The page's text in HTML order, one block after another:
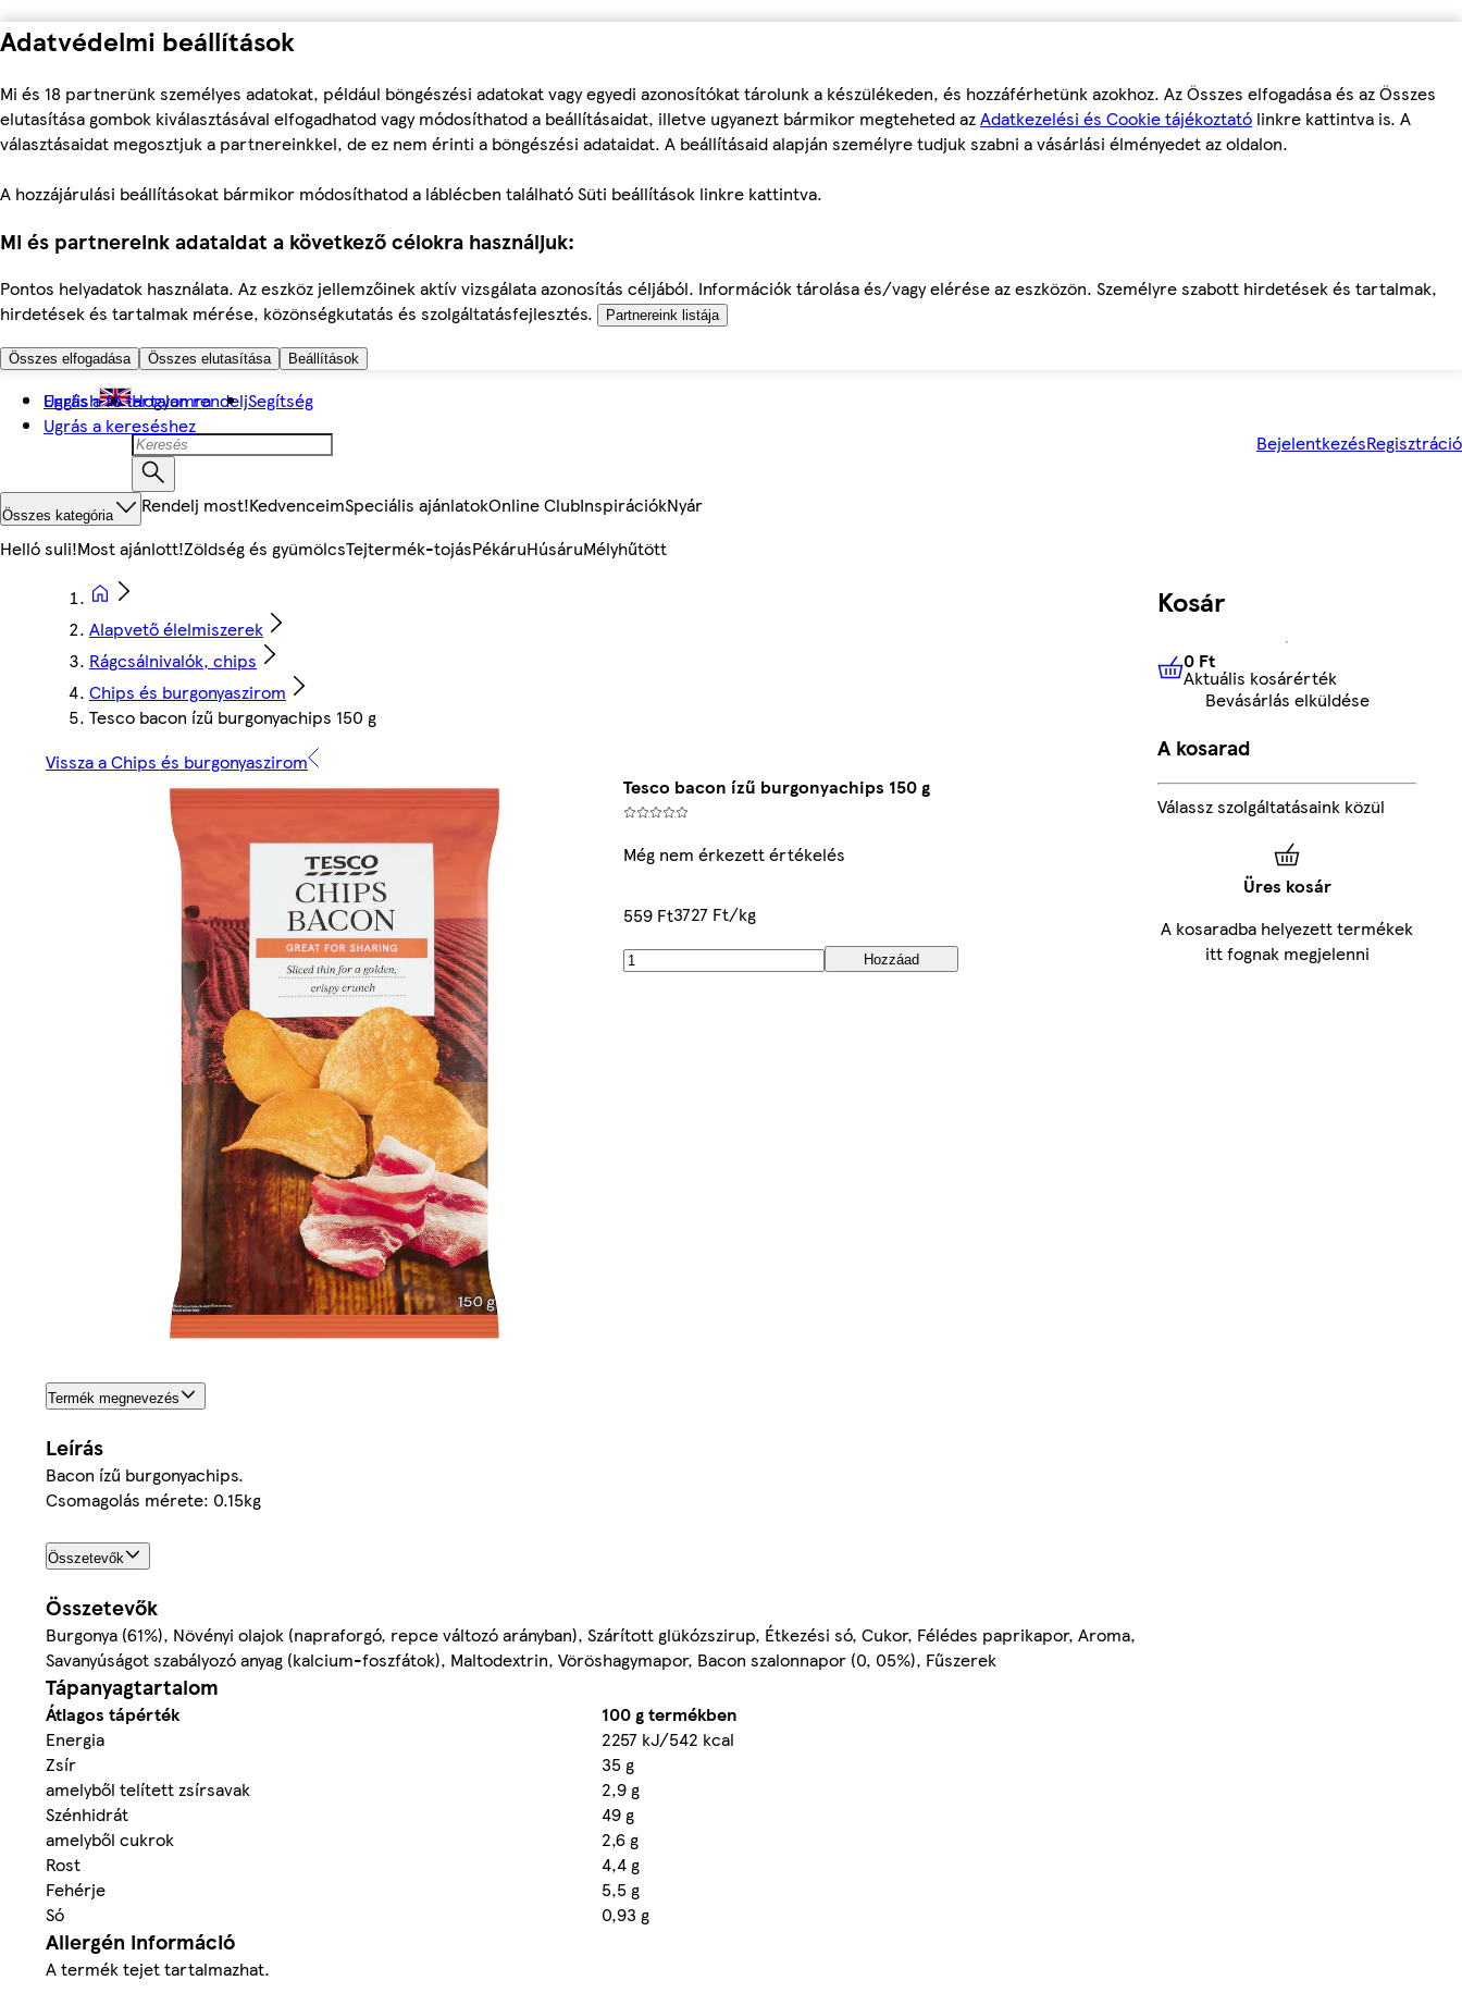
Adatvédelmi beállítások
Mi és 18 partnerünk személyes adatokat, például böngészési adatokat vagy egyedi azonosítókat tárolunk a készülékeden, és hozzáférhetünk azokhoz. Az Összes elfogadása és az Összes
elutasítása gombok kiválasztásával elfogadhatod vagy módosíthatod a beállításaidat, illetve ugyanezt bármikor megteheted azAdatkezelési és Cookie tájékoztató linkre kattintva is. A
választásaidat megosztjuk a partnereinkkel, de ez nem érinti a böngészési adataidat. A beállításaid alapján személyre tudjuk szabni a vásárlási élményedet az oldalon.
A hozzájárulási beállításokat bármikor módosíthatod a láblécben található Süti beállítások linkre kattintva.
Mi és partnereink adataidat a következő célokra használjuk:
Pontos helyadatok használata. Az eszköz jellemzőinek aktív vizsgálata azonosítás céljából. Információk tárolása és/vagy elérése az eszközön. Személyre szabott hirdetések és tartalmak,
hirdetések és tartalmak mérése, közönségkutatás és szolgáltatásfejlesztés.
Partnereink listája
Összes elfogadása Összes elutasítása Beállítások
Ugrás a fő tartalomra
Ugrás a kereséshez
English Hogyan rendeljSegítség
BejelentkezésRegisztráció
Összes kategória Rendelj most!KedvenceimSpeciális ajánlatokOnline ClubInspirációkNyár
Helló suli!Most ajánlott!Zöldség és gyümölcsTejtermék-tojásPékáruHúsáruMélyhűtött
Alapvető élelmiszerek
Rágcsálnivalók, chips
Chips és burgonyaszirom
Tesco bacon ízű burgonyachips 150 g
Vissza a Chips és burgonyaszirom
Tesco bacon ízű burgonyachips 150 g
Még nem érkezett értékelés
559 Ft3727 Ft/kg
Hozzáad
Termék megnevezés
Leírás
Bacon ízű burgonyachips.
Csomagolás mérete: 0.15kg
Összetevők
Összetevők
Burgonya (61%), Növényi olajok (napraforgó, repce változó arányban), Szárított glükózszirup, Étkezési só, Cukor, Félédes paprikapor, Aroma,
Savanyúságot szabályozó anyag (kalcium-foszfátok), Maltodextrin, Vöröshagymapor, Bacon szalonnapor (0, 05%), Fűszerek
Tápanyagtartalom
Átlagos tápérték
100 g termékben
Energia
2257 kJ/542 kcal
Zsír
35 g
amelyből telített zsírsavak
2,9 g
Szénhidrát
49 g
amelyből cukrok
2,6 g
Rost
4,4 g
Fehérje
5,5 g
Só
0,93 g
Allergén információ
A termék tejet tartalmazhat.
Kosár
0 FtAktuális kosárérték
0 Ft
Aktuális kosárérték
Bevásárlás elküldése
A kosarad
Válassz szolgáltatásaink közül
Üres kosár
A kosaradba helyezett termékek
itt fognak megjelenni